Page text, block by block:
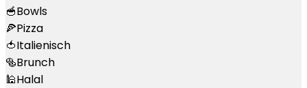
🥣Bowls
🍕Pizza
🍅Italienisch
🥯Brunch
🕌Halal